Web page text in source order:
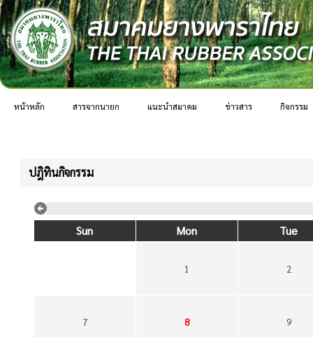
หน้าหลัก สารจากนายก แนะนำสมาคม ข่าวสาร กิจกรรม
ปฎิทินกิจกรรม
Sun Mon Tue
1 2
7 8 9